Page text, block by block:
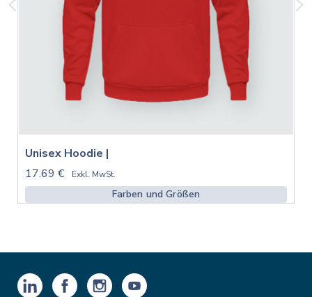
Unisex Hoodie |
17.69 €
Exkl. MwSt.
Farben und Größen